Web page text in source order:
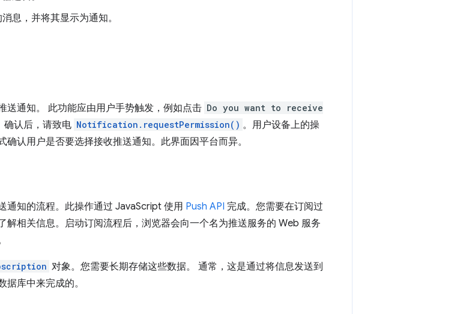
息，并将其显示为通知。
送通知。 此功能应由用户手势触发，例如点击 Do you want to receive
确认后，请致电 Notification.requestPermission() 。用户设备上的操
认用户是否要选择接收推送通知。此界面因平台而异。
通知的流程。此操作通过 JavaScript 使用 Push API 完成。您需要在订阅过
解相关信息。启动订阅流程后，浏览器会向一个名为推送服务的 Web 服务
对象。您需要长期存储这些数据。 通常，这是通过将信息发送到
库中来完成的。